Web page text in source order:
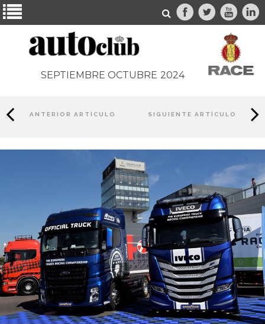
SEPTIEMBRE OCTUBRE 2024
ANTERIOR ARTÍCULO SIGUIENTE ARTÍCULO